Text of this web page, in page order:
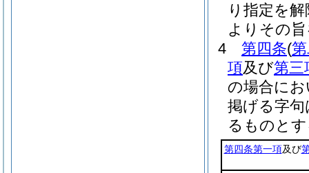
り指定を
よりその
4
第四条(
項及び第三
の場合に
掲げる字
るものと
第四条第一項及び